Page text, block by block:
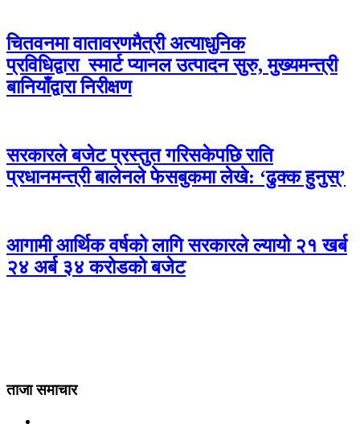
चितवनमा वातावरणमैत्री अत्याधुनिक
प्रविधिद्वारा स्मार्ट प्यानल उत्पादन सुरु, मुख्यमन्त्री
बानियाँद्वारा निरीक्षण
सरकारले बजेट प्रस्तुत गरिसकेपछि राति
प्रधानमन्त्री बालेनले फेसबुकमा लेखे: ‘ढुक्क हुनुस्’
आगामी आर्थिक वर्षको लागि सरकारले ल्यायो २१ खर्ब
२४ अर्ब ३४ करोडको बजेट
ताजा समाचार